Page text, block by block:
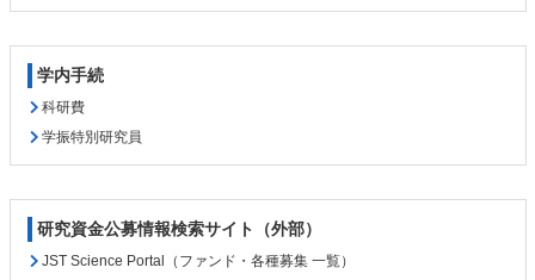
学内手続
科研費
学振特別研究員
研究資金公募情報検索サイト（外部）
JST Science Portal（ファンド・各種募集 一覧）